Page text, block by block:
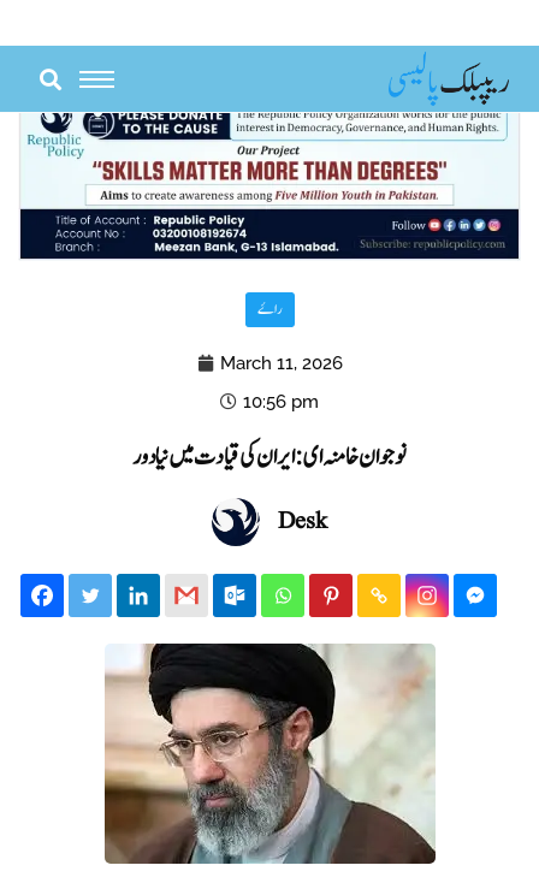
content
راۓ
March 11, 2026
10:56 pm
نوجوان خامنہ ای: ایران کی قیادت میں نیا دور
Desk